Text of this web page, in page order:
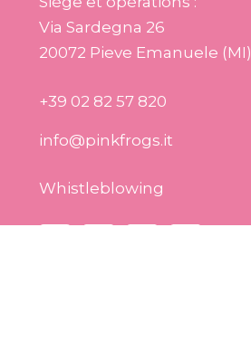
Via Sardegna 26
20072 Pieve Emanuele (MI)
+39 02 82 57 820
info@pinkfrogs.it
Whistleblowing